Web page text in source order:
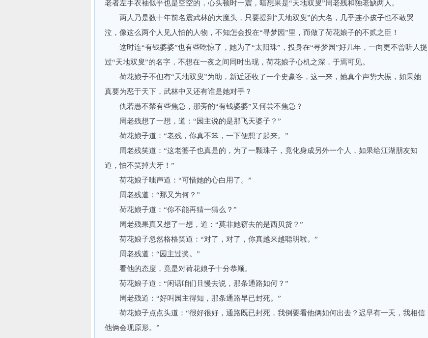
老者左手衣袖似乎也是空空的，心头顿时一震，暗想果是“天地双叟”周老残和独老缺两人。
两人乃是数十年前名震武林的大魔头，只要提到“天地双叟”的大名，几乎连小孩子也不敢哭
泣，像这么两个人见人怕的人物，不知怎会投在“寻梦园”里，而做了荷花娘子的不贰之臣！
这时连“有钱婆婆”也有些吃惊了，她为了“太阳珠”，投身在“寻梦园”好几年，一向更不曾听人提
过“天地双叟”的名字，不想在一夜之间同时出现，荷花娘子心机之深，于焉可见。
荷花娘子不但有“天地双叟”为助，新近还收了一个史豪客，这一来，她真个声势大振，如果她
真要为恶于天下，武林中又还有谁是她对手？
仇若愚不禁有些焦急，那旁的“有钱婆婆”又何尝不焦急？
周老残想了一想，道：“园主说的是那飞天婆子？”
荷花娘子道：“老残，你真不笨，一下便想了起来。”
周老残笑道：“这老婆子也真是的，为了一颗珠子，竟化身成另外一个人，如果给江湖朋友知
道，怕不笑掉大牙！”
荷花娘子嗤声道：“可惜她的心白用了。”
周老残道：“那又为何？”
荷花娘子道：“你不能再猜一猜么？”
周老残果真又想了一想，道：“莫非她窃去的是西贝货？”
荷花娘子忽然格格笑道：“对了，对了，你真越来越聪明啦。”
周老残道：“园主过奖。”
看他的态度，竟是对荷花娘子十分恭顺。
荷花娘子道：“闲话咱们且慢去说，那条通路如何？”
周老残道：“好叫园主得知，那条通路早已封死。”
荷花娘子点点头道：“很好很好，通路既已封死，我倒要看他俩如何出去？迟早有一天，我相信
他俩会现原形。”